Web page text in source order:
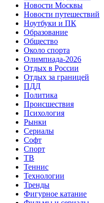
Новости Москвы
Новости путешествий
Ноутбуки и ПК
Образование
Общество
Около спорта
Олимпиада-2026
Отдых в России
Отдых за границей
ПДД
Политика
Происшествия
Психология
Рынки
Сериалы
Софт
Спорт
ТВ
Теннис
Технологии
Тренды
Фигурное катание